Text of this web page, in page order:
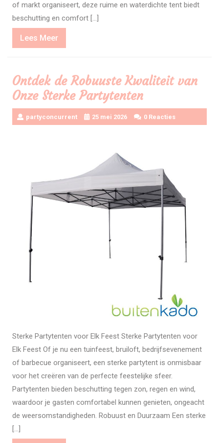
of markt organiseert, deze ruime en waterdichte tent biedt
beschutting en comfort […]
Lees MeerLees
Meer
Ontdek de Robuuste Kwaliteit van
Onze Sterke Partytenten
partyconcurrent 25 mei 2026 0 Reacties
Sterke Partytenten voor Elk Feest Sterke Partytenten voor
Elk Feest Of je nu een tuinfeest, bruiloft, bedrijfsevenement
of barbecue organiseert, een sterke partytent is onmisbaar
voor het creëren van de perfecte feestelijke sfeer.
Partytenten bieden beschutting tegen zon, regen en wind,
waardoor je gasten comfortabel kunnen genieten, ongeacht
de weersomstandigheden. Robuust en Duurzaam Een sterke
[…]